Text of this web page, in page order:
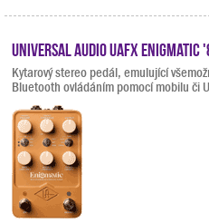
Universal Audio UAFX Enigmatic
Kytarový stereo pedál, emulující
Bluetooth ovládáním pomocí mobilu či